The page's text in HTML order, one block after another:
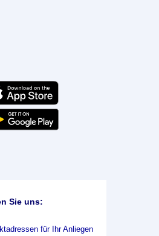
Sie uns:
für Ihr Anliegen